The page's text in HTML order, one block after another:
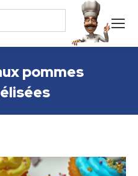
pommes